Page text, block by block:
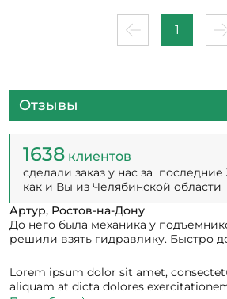
1
Отзывы
1638 клиентов
сделали заказ у нас за
как и Вы из Челябинской области
Артур, Ростов-на-Дону
До него была механика у
решили взять гидравлику.
Lorem ipsum dolor sit amet,
aliquam at dicta dolores exercitationem expedita incidunt